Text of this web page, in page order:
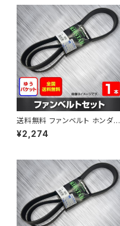
送料無料 ファンベルト ホンダ フ
ィット 型式GE6 H19.10～H25.
09 （国内トップメーカー） 1本 H
¥2,274